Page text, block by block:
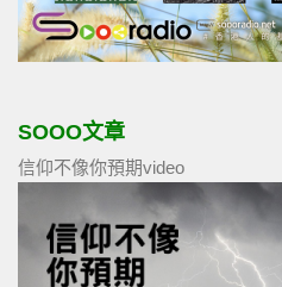
SOOO文章
信仰不像你預期video